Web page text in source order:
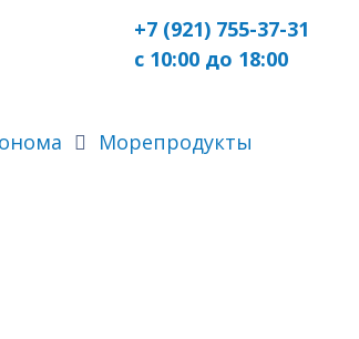
+7 (921) 755-37-31
с 10:00 до 18:00
Морепродукты